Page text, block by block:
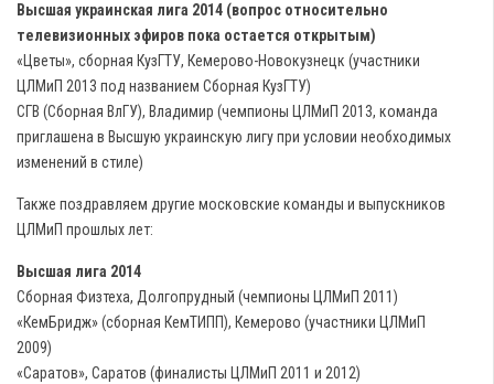
Высшая украинская лига 2014 (вопрос относительно
телевизионных эфиров пока остается открытым)
«Цветы», сборная КузГТУ, Кемерово-Новокузнецк (участники
ЦЛМиП 2013 под названием Сборная КузГТУ)
СГВ (Сборная ВлГУ), Владимир (чемпионы ЦЛМиП 2013, команда
приглашена в Высшую украинскую лигу при условии необходимых
изменений в стиле)
Также поздравляем другие московские команды и выпускников
ЦЛМиП прошлых лет:
Высшая лига 2014
Сборная Физтеха, Долгопрудный (чемпионы ЦЛМиП 2011)
«КемБридж» (сборная КемТИПП), Кемерово (участники ЦЛМиП
2009)
«Саратов», Саратов (финалисты ЦЛМиП 2011 и 2012)